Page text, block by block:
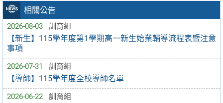
相關公告
2026-08-03 訓育組
【新生】115學年度第1學期高一新生始業輔導流程表暨注意
事項
2026-07-31 訓育組
【導師】115學年度全校導師名單
2026-06-22 訓育組